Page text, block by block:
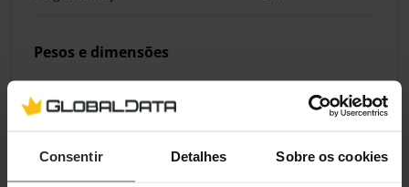
Consentir Detalhes Sobre os cookies
Pesos e dimensões
Largura
Altura